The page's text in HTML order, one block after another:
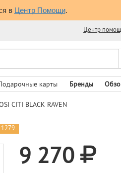
в Центр Помощи.
Центр
карты Бренды
CITI BLACK RAVEN
9 270